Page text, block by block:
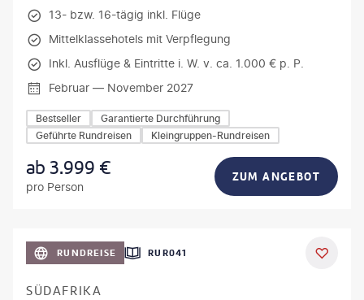
13- bzw. 16-tägig inkl. Flüge
Mittelklassehotels mit Verpflegung
Inkl. Ausflüge & Eintritte i. W. v. ca. 1.000 € p. P.
Februar — November 2027
Bestseller
Garantierte Durchführung
Geführte Rundreisen
Kleingruppen-Rundreisen
ab3.999 €
pro Person
ZUM ANGEBOT
DEAL
RUNDREISE RUR041
SÜDAFRIKA